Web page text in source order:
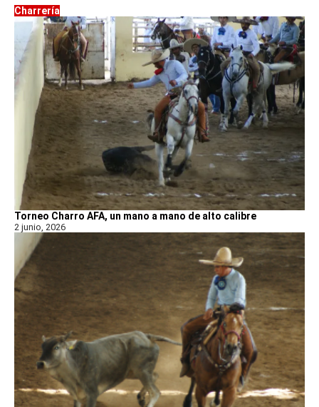
Charrería
Torneo Charro AFA, un mano a mano de alto calibre
2 junio, 2026